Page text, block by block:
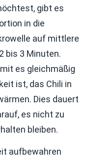
gibt es
in die
auf mittlere
bis 3 Minuten.
es gleichmäßig
ist, das Chili in
Dies dauert
es nicht zu
bleiben.
aufbewahren